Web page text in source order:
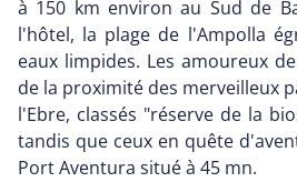
à 150 km environ au Sud de
l'hôtel, la plage de l'Ampolla
eaux limpides. Les amoureux
de la proximité des merveilleux
l'Ebre, classés "réserve de la
tandis que ceux en quête
Port Aventura situé à 45 mn.